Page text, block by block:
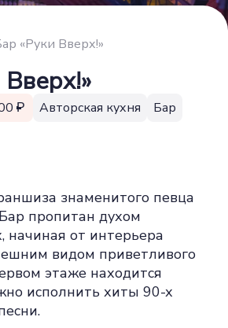
«Руки Вверх!»
Авторская кухня
Бар
знаменитого певца
пропитан духом
начиная от интерьера
видом приветливого
этаже находится
исполнить хиты 90-х